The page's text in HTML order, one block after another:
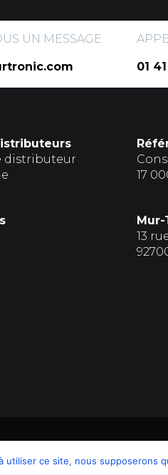
UN MESSAGE
01
distributeur
17
13
© 2019 – MUR-TRONIC
ce site, nous supposerons